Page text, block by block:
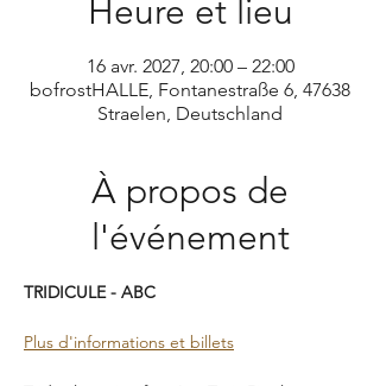
Heure et lieu
16 avr. 2027, 20:00 – 22:00
bofrostHALLE, Fontanestraße 6, 47638
Straelen, Deutschland
À propos de
l'événement
TRIDICULE - ABC
Plus d'informations et billets